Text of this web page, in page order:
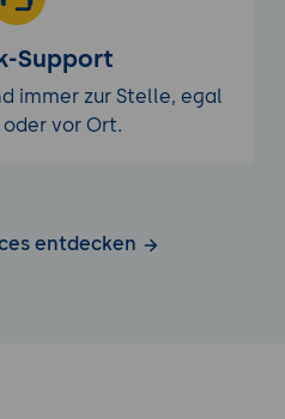
Support
immer zur Stelle, egal
vor Ort.
entdecken